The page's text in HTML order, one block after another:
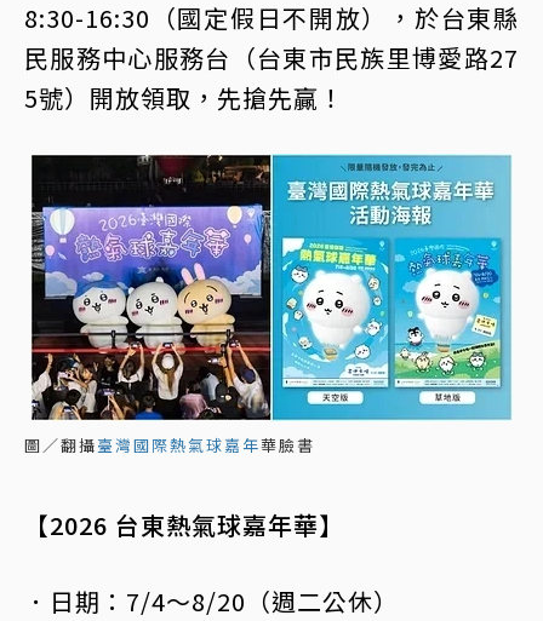
8:30-16:30（國定假日不開放），於台東縣
民服務中心服務台（台東市民族里博愛路27
5號）開放領取，先搶先贏！
圖／翻攝臺灣國際熱氣球嘉年華臉書
【2026 台東熱氣球嘉年華】
．日期：7/4～8/20（週二公休）